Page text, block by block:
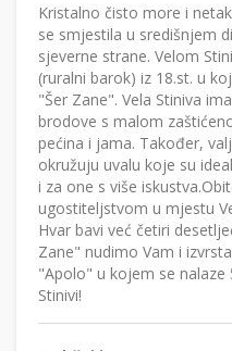
Kristalno čisto more i
se smjestila u središnjem
sjeverne strane. Velom
(ruralni barok) iz 18.st. u
"Šer Zane". Vela Stiniva
brodove s malom
pećina i jama. Također,
okružuju uvalu koje su
i za one s više
ugostiteljstvom u mjestu
Hvar bavi već četiri
Zane" nudimo Vam i
"Apolo" u kojem se nalaze
Stinivi!